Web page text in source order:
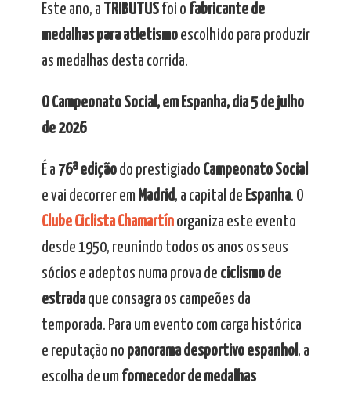
Este ano, a
TRIBUTUSfoi o fabricante de
medalhas para atletismoescolhido para produzir
as medalhas desta corrida.
O Campeonato Social, em Espanha, dia 5 de julho
de 2026
É a 76ª ediçãodo prestigiado Campeonato Social
e vai decorrer em Madrid, a capital de Espanha. O
Clube Ciclista Chamartínorganiza este evento
desde 1950, reunindo todos os anos os seus
sócios e adeptos numa prova de ciclismo de
estradaque consagra os campeões da
temporada. Para um evento com carga histórica
e reputação no panorama desportivo espanhol , a
escolha de um fornecedor de medalhas